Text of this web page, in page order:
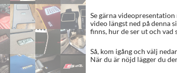
Se gärna
video längst ned på denna
finns, hur de ser ut och vad
Så, kom igång och välj
När du är nöjd lägger du